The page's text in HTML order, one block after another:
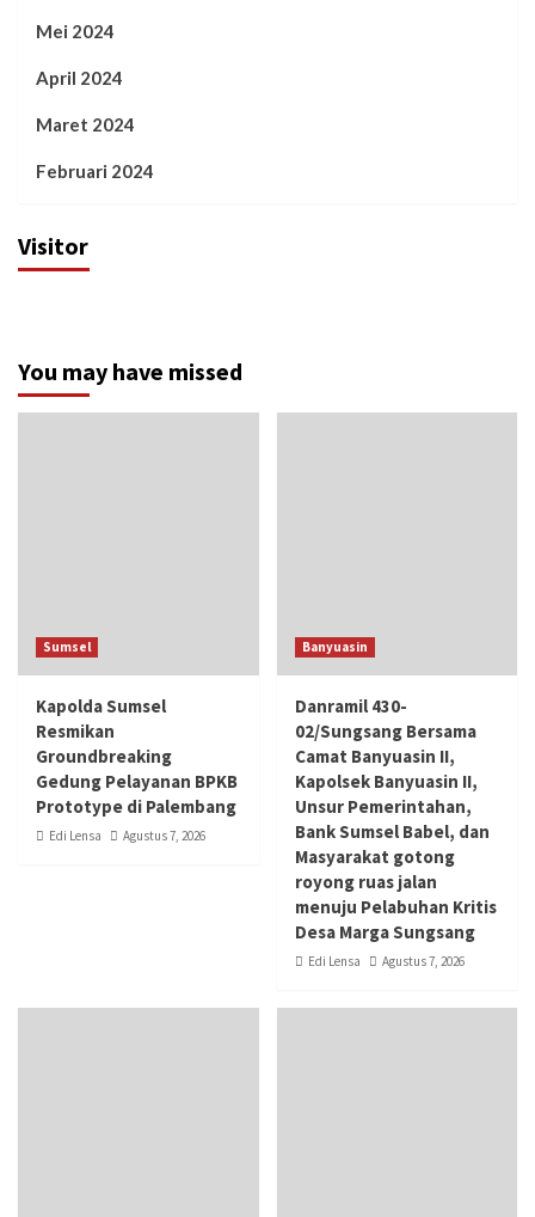
Mei 2024
April 2024
Maret 2024
Februari 2024
Visitor
You may have missed
Sumsel
Kapolda Sumsel
Resmikan
Groundbreaking
Gedung Pelayanan BPKB
Prototype di Palembang
Edi Lensa Agustus 7, 2026
Banyuasin
Danramil 430-
02/Sungsang Bersama
Camat Banyuasin II,
Kapolsek Banyuasin II,
Unsur Pemerintahan,
Bank Sumsel Babel, dan
Masyarakat gotong
royong ruas jalan
menuju Pelabuhan Kritis
Desa Marga Sungsang
Edi Lensa Agustus 7, 2026